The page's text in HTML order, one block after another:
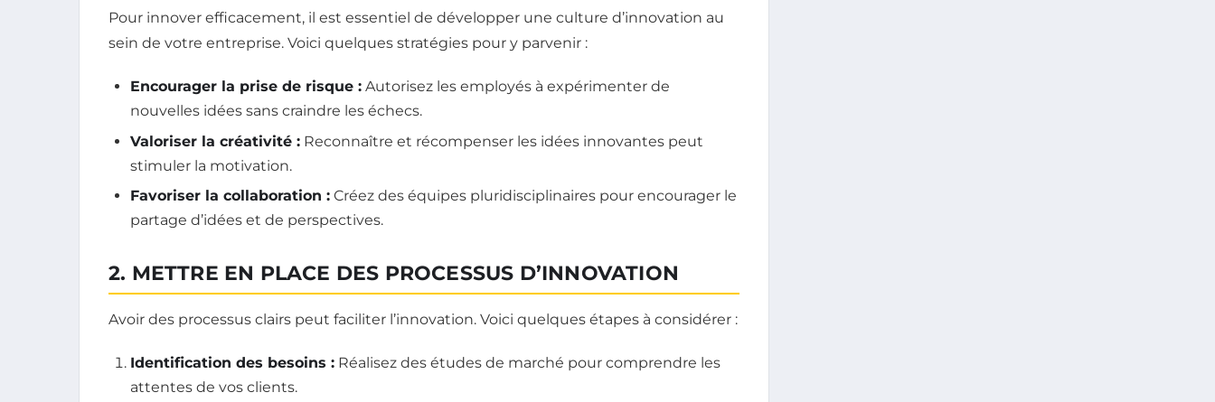
Pour innover efficacement, il est essentiel de développer une culture d’innovation au
sein de votre entreprise. Voici quelques stratégies pour y parvenir :
Encourager la prise de risque : Autorisez les employés à expérimenter de
nouvelles idées sans craindre les échecs.
Valoriser la créativité : Reconnaître et récompenser les idées innovantes peut
stimuler la motivation.
Favoriser la collaboration : Créez des équipes pluridisciplinaires pour encourager le
partage d’idées et de perspectives.
2. METTRE EN PLACE DES PROCESSUS D’INNOVATION
Avoir des processus clairs peut faciliter l’innovation. Voici quelques étapes à considérer :
Identification des besoins : Réalisez des études de marché pour comprendre les
attentes de vos clients.